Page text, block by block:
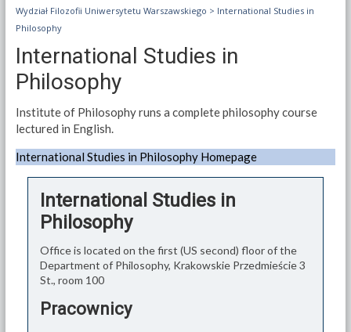
Wydział Filozofii Uniwersytetu Warszawskiego > International Studies in
Philosophy
International Studies in
Philosophy
Institute of Philosophy runs a complete philosophy course
lectured in English.
International Studies in Philosophy Homepage
International Studies in
Philosophy
Office is located on the first (US second) floor of the
Department of Philosophy, Krakowskie Przedmieście 3
St., room 100
Pracownicy